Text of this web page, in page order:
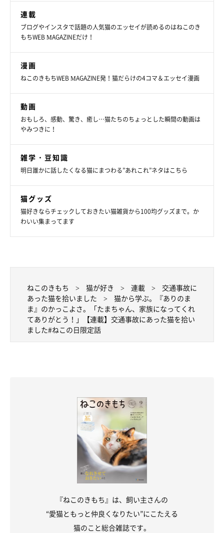
連載
ブログやインスタで話題の人気猫のエッセイが読めるのはねこのき
もちWEB MAGAZINEだけ！
漫画
ねこのきもちWEB MAGAZINE発！猫だらけの4コマ＆エッセイ漫画
動画
おもしろ、感動、驚き、癒し…猫たちのちょっとした瞬間の動画は
やみつきに！
雑学・豆知識
明日誰かに話したくなる猫にまつわる”あれこれ”ネタはこちら
猫グッズ
猫好きならチェックしておきたい猫雑貨から100均グッズまで。か
わいい集まってます
ねこのきもち 猫が好き 連載
交通事故に
あった猫を拾いました
猫から学ぶ。『ありのま
ま』のかっこよさ。「たまちゃん、家族になってくれ
てありがとう！」【連載】交通事故にあった猫を拾い
ました#ねこの日限定話
『ねこのきもち』は、飼い主さんの
“愛猫ともっと仲良くなりたい”にこたえる
猫のこと総合雑誌です。